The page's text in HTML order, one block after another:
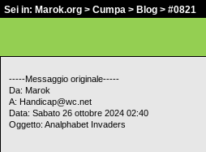
Sei in: Marok.org > Cumpa > Blog > #0821
-----Messaggio originale-----
Da: Marok
A: Handicap@wc.net
Data: Sabato 26 ottobre 2024 02:40
Oggetto: Analphabet Invaders